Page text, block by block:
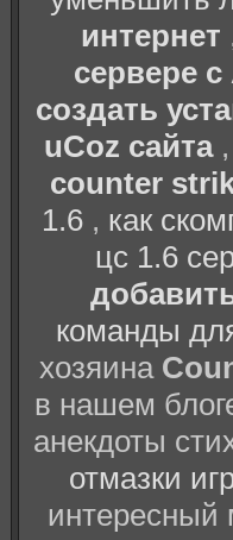
интернет
сервере
создать
uCoz сайта
counter
1.6, как
цс 1.6
команды
хозяина
в нашем
анекдоты
отмазки
интересный